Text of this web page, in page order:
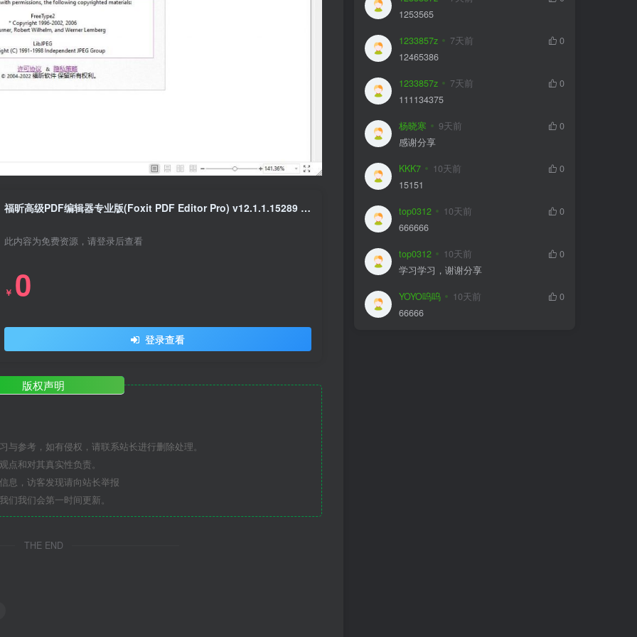
福昕高级PDF编辑器专业版(Foxit PDF Editor Pro) v12.1.1.15289 绿色破解版
此内容为免费资源，请登录后查看
￥ 0
登录查看
版权声明
参考，如有侵权，请联系站长进行删除处理。
和对其真实性负责。
息，访客发现请向站长举报
我们会第一时间更新。
THE END
1253565
1233857z 7天前
0
12465386
1233857z 7天前
0
111134375
杨晓寒 9天前
0
感谢分享
KKK7 10天前
0
15151
top0312 10天前
0
666666
top0312 10天前
0
学习学习，谢谢分享
YOYO呜呜 10天前
0
66666